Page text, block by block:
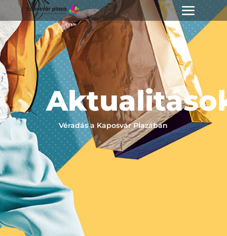
Véradás a Kaposvár Plazában